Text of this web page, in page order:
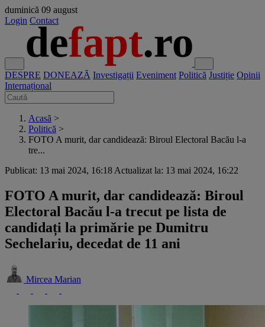
duminică 09 august
Login Contact
DESPRE DONEAZĂ Investigații Eveniment Politică Justiție Opinii
Internațional
Acasă >
Politică >
FOTO A murit, dar candidează: Biroul Electoral Bacău l-a
tre...
Publicat: 13 mai 2024, 16:18 Actualizat la: 13 mai 2024, 16:22
FOTO A murit, dar candidează: Biroul
Electoral Bacău l-a trecut pe lista de
candidați la primărie pe Dumitru
Sechelariu, decedat de 11 ani
Mircea Marian